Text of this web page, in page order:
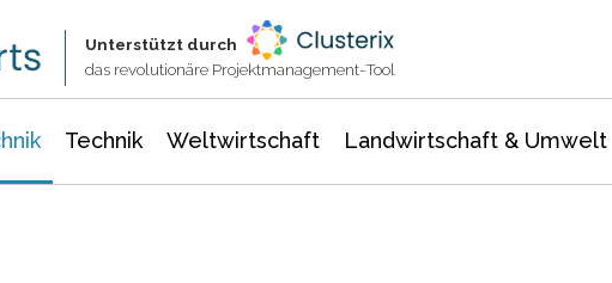
Unterstützt durch
das revolutionäre Projektmanagement-Tool
Technik Weltwirtschaft Landwirtschaft & Umwelt